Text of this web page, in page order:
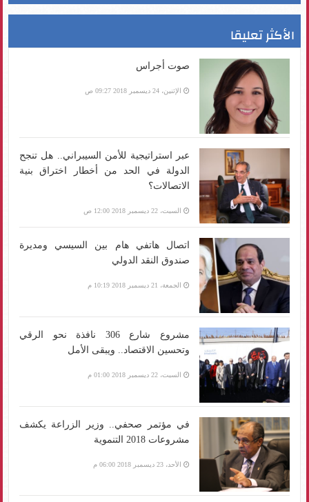
الأكثر تعليقا
صوت أجراس
الإثنين، 24 ديسمبر 2018 09:27 ص
عبر استراتيجية للأمن السيبراني.. هل تنجح
الدولة في الحد من أخطار اختراق بنية
الاتصالات؟
السبت، 22 ديسمبر 2018 12:00 ص
اتصال هاتفي هام بين السيسي ومديرة
صندوق النقد الدولي
الجمعة، 21 ديسمبر 2018 10:19 م
مشروع شارع 306 نافذة نحو الرقي
وتحسين الاقتصاد.. ويبقى الأمل
السبت، 22 ديسمبر 2018 01:00 م
في مؤتمر صحفي.. وزير الزراعة يكشف
مشروعات 2018 التنموية
الأحد، 23 ديسمبر 2018 06:00 م